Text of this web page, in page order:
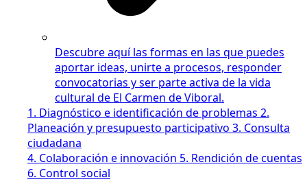
Descubre aquí las formas en las que puedes
aportar ideas, unirte a procesos, responder
convocatorias y ser parte activa de la vida
cultural de El Carmen de Viboral.
1. Diagnóstico e identificación de problemas 2.
Planeación y presupuesto participativo 3. Consulta
ciudadana
4. Colaboración e innovación 5. Rendición de cuentas
6. Control social